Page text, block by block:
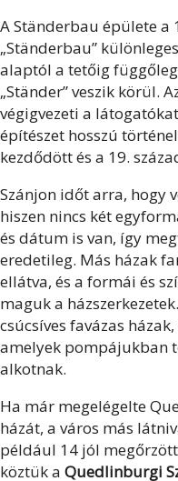
A Ständerbau épülete a
„Ständerbau”
alaptól a tetőig
„Ständer” veszik körül.
végigvezeti a
építészet hosszú
kezdődött és a 19.
Szánjon időt arra, hogy
hiszen nincs két
és dátum is van, így
eredetileg. Más házak
ellátva, és a formái és
maguk a
csúcsíves favázas
amelyek pompájukban
alkotnak.
Ha már megelégelte
házát, a város más
például 14 jól
köztük a Quedlinburgi